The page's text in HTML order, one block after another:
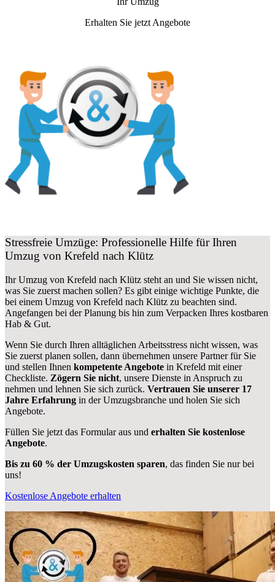
Erhalten Sie jetzt Angebote
Stressfreie Umzüge: Professionelle Hilfe für Ihren
Umzug von Krefeld nach Klütz
Ihr Umzug von Krefeld nach Klütz steht an und Sie wissen nicht,
was Sie zuerst machen sollen? Es gibt einige wichtige Punkte, die
bei einem Umzug von Krefeld nach Klütz zu beachten sind.
Angefangen bei der Planung bis hin zum Verpacken Ihres kostbaren
Hab & Gut.
Wenn Sie durch Ihren alltäglichen Arbeitsstress nicht wissen, was
Sie zuerst planen sollen, dann übernehmen unsere Partner für Sie
und stellen Ihnen kompetente Angebote in Krefeld mit einer
Checkliste. Zögern Sie nicht, unsere Dienste in Anspruch zu
nehmen und lehnen Sie sich zurück. Vertrauen Sie unserer 17
Jahre Erfahrung in der Umzugsbranche und holen Sie sich
Angebote.
Füllen Sie jetzt das Formular aus und erhalten Sie kostenlose
Angebote.
Bis zu 60 % der Umzugskosten sparen, das finden Sie nur bei
uns!
Kostenlose Angebote erhalten